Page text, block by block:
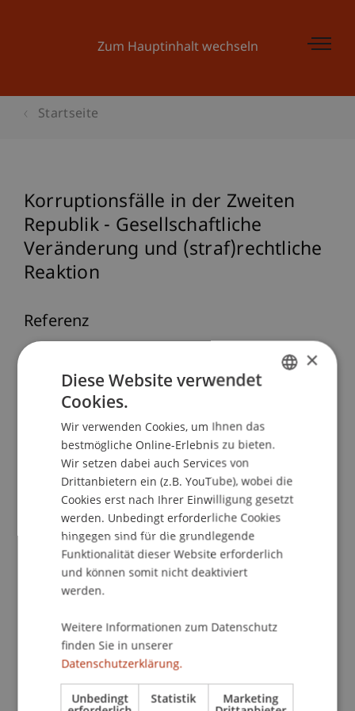
Zum Hauptinhalt wechseln
Startseite
Korruptionsfälle in der Zweiten
Republik - Gesellschaftliche
Veränderung und (straf)rechtliche
Reaktion
Referenz
Korruptionsfälle in der Zweiten Republik -
Gesellschaftliche Veränderung und
Österreich in der Zweiten Republik(pp. 149 - 173).
Hamburg: Verlag Dr. Kovac.
Publikationsart
Beitrag in Sammelband
Mitarbeitende
Dr. Markus Höcher
×
Diese Website verwendet
Cookies.
Wir verwenden Cookies, um Ihnen das
bestmögliche Online-Erlebnis zu bieten.
Wir setzen dabei auch Services von
Drittanbietern ein (z.B. YouTube), wobei die
Cookies erst nach Ihrer Einwilligung gesetzt
werden. Unbedingt erforderliche Cookies
hingegen sind für die grundlegende
Funktionalität dieser Website erforderlich
und können somit nicht deaktiviert
werden.
Weitere Informationen zum Datenschutz
finden Sie in unserer
Datenschutzerklärung.
Unbedingt Statistik Marketing